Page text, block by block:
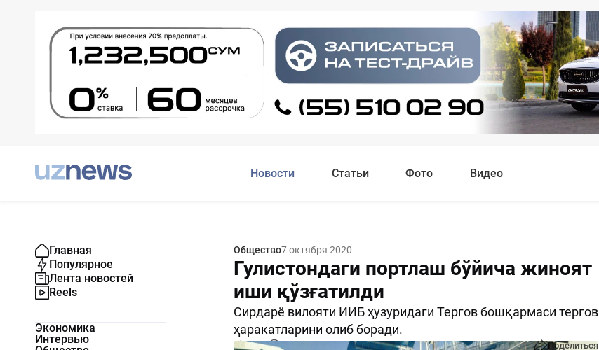
Новости Статьи Фото Видео
Главная
Популярное
Лента новостей
Reels
Экономика
Интервью
Общество7 октября 2020
Гулистондаги портлаш бўйича жиноят
иши қўзғатилди
Сирдарё вилояти ИИБ ҳузуридаги Тергов бошқармаси тергов
ҳаракатларини олиб боради.
1508 Поделиться